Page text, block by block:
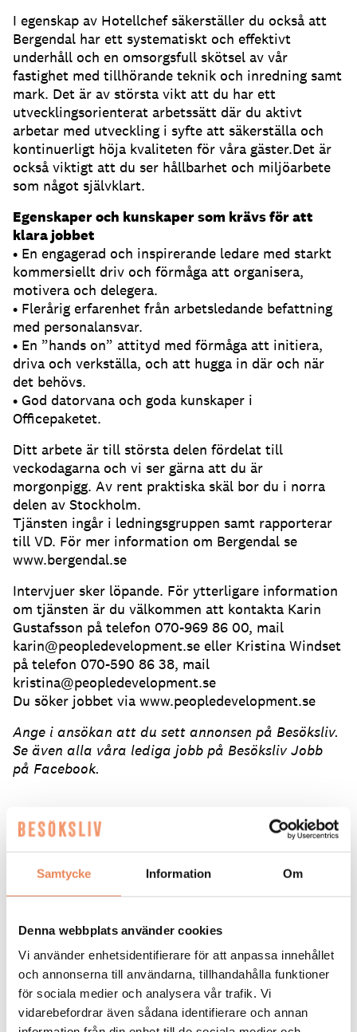
Samtycke Information Om
Denna webbplats använder cookies
Vi använder enhetsidentifierare för att anpassa innehållet
och annonserna till användarna, tillhandahålla funktioner
för sociala medier och analysera vår trafik. Vi
vidarebefordrar även sådana identifierare och annan
I egenskap av Hotellchef säkerställer du också att
Bergendal har ett systematiskt och effektivt
underhåll och en omsorgsfull skötsel av vår
fastighet med tillhörande teknik och inredning samt
mark. Det är av största vikt att du har ett
utvecklingsorienterat arbetssätt där du aktivt
arbetar med utveckling i syfte att säkerställa och
kontinuerligt höja kvaliteten för våra gäster.Det är
också viktigt att du ser hållbarhet och miljöarbete
som något självklart.
Egenskaper och kunskaper som krävs för att
klara jobbet
• En engagerad och inspirerande ledare med starkt
kommersiellt driv och förmåga att organisera,
motivera och delegera.
• Flerårig erfarenhet från arbetsledande befattning
med personalansvar.
• En ”hands on” attityd med förmåga att initiera,
driva och verkställa, och att hugga in där och när
det behövs.
• God datorvana och goda kunskaper i
Officepaketet.
Ditt arbete är till största delen fördelat till
veckodagarna och vi ser gärna att du är
morgonpigg. Av rent praktiska skäl bor du i norra
delen av Stockholm.
Tjänsten ingår i ledningsgruppen samt rapporterar
till VD. För mer information om Bergendal se
www.bergendal.se
Intervjuer sker löpande. För ytterligare information
om tjänsten är du välkommen att kontakta Karin
Gustafsson på telefon 070-969 86 00, mail
karin@peopledevelopment.se eller Kristina Windset
på telefon 070-590 86 38, mail
kristina@peopledevelopment.se
Du söker jobbet via www.peopledevelopment.se
Ange i ansökan att du sett annonsen på Besöksliv.
Se även alla våra lediga jobb på Besöksliv Jobb
på Facebook.
ANSÖK HÄR